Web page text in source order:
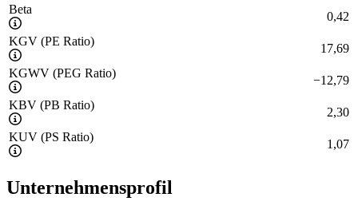
Beta
0,42
KGV (PE Ratio)
17,69
KGWV (PEG Ratio)
−12,79
KBV (PB Ratio)
2,30
KUV (PS Ratio)
1,07
Unternehmensprofil